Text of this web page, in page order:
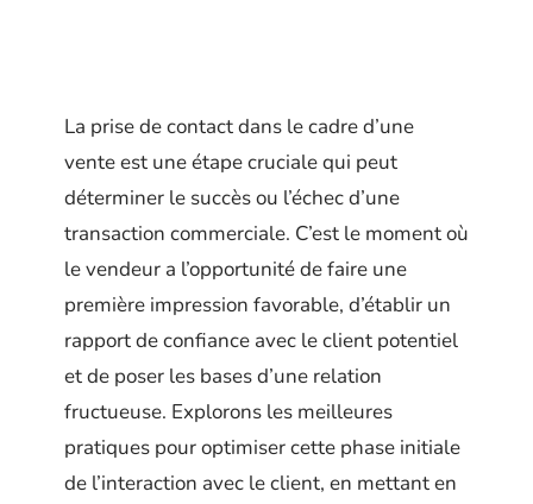
La prise de contact dans le cadre d’une
vente est une étape cruciale qui peut
déterminer le succès ou l’échec d’une
transaction commerciale. C’est le moment où
le vendeur a l’opportunité de faire une
première impression favorable, d’établir un
rapport de confiance avec le client potentiel
et de poser les bases d’une relation
fructueuse. Explorons les meilleures
pratiques pour optimiser cette phase initiale
de l’interaction avec le client, en mettant en